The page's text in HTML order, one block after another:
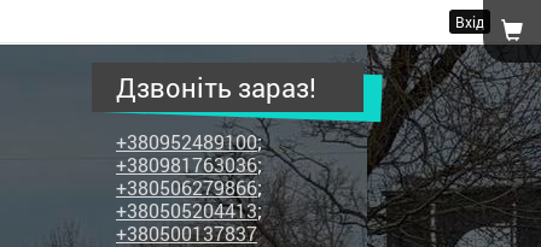
Вхід
Дзвоніть зараз!
+380952489100;
+380981763036;
+380506279866;
+380505204413;
+380500137837